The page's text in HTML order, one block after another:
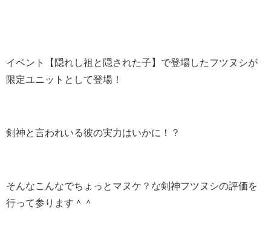
イベント【隠れし祖と隠された子】で登場したフツヌシが
限定ユニットとして登場！
剣神と言われいる彼の実力はいかに！？
そんなこんなでちょっとマヌケ？な剣神フツヌシの評価を
行って参ります＾＾